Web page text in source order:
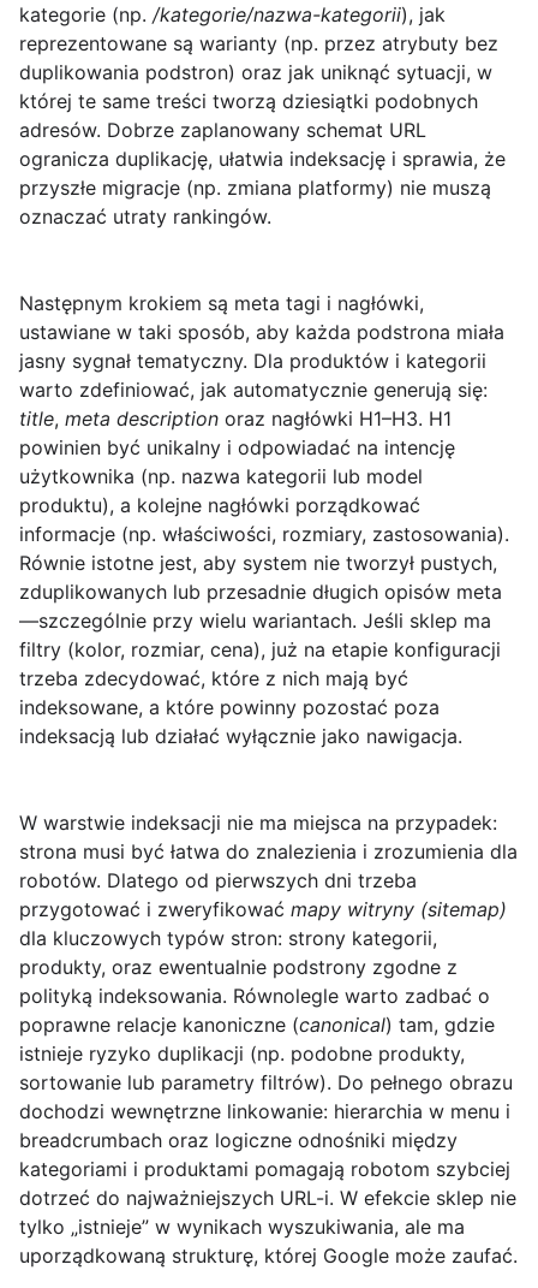
kategorie (np. /kategorie/nazwa-kategorii), jak
reprezentowane są warianty (np. przez atrybuty bez
duplikowania podstron) oraz jak uniknąć sytuacji, w
której te same treści tworzą dziesiątki podobnych
adresów. Dobrze zaplanowany schemat URL
ogranicza duplikację, ułatwia indeksację i sprawia, że
przyszłe migracje (np. zmiana platformy) nie muszą
oznaczać utraty rankingów.
Następnym krokiem są meta tagi i nagłówki,
ustawiane w taki sposób, aby każda podstrona miała
jasny sygnał tematyczny. Dla produktów i kategorii
warto zdefiniować, jak automatycznie generują się:
title, meta description oraz nagłówki H1–H3. H1
powinien być unikalny i odpowiadać na intencję
użytkownika (np. nazwa kategorii lub model
produktu), a kolejne nagłówki porządkować
informacje (np. właściwości, rozmiary, zastosowania).
Równie istotne jest, aby system nie tworzył pustych,
zduplikowanych lub przesadnie długich opisów meta
—szczególnie przy wielu wariantach. Jeśli sklep ma
filtry (kolor, rozmiar, cena), już na etapie konfiguracji
trzeba zdecydować, które z nich mają być
indeksowane, a które powinny pozostać poza
indeksacją lub działać wyłącznie jako nawigacja.
W warstwie indeksacji nie ma miejsca na przypadek:
strona musi być łatwa do znalezienia i zrozumienia dla
robotów. Dlatego od pierwszych dni trzeba
przygotować i zweryfikować mapy witryny (sitemap)
dla kluczowych typów stron: strony kategorii,
produkty, oraz ewentualnie podstrony zgodne z
polityką indeksowania. Równolegle warto zadbać o
poprawne relacje kanoniczne (canonical) tam, gdzie
istnieje ryzyko duplikacji (np. podobne produkty,
sortowanie lub parametry filtrów). Do pełnego obrazu
dochodzi wewnętrzne linkowanie: hierarchia w menu i
breadcrumbach oraz logiczne odnośniki między
kategoriami i produktami pomagają robotom szybciej
dotrzeć do najważniejszych URL-i. W efekcie sklep nie
tylko „istnieje” w wynikach wyszukiwania, ale ma
uporządkowaną strukturę, której Google może zaufać.